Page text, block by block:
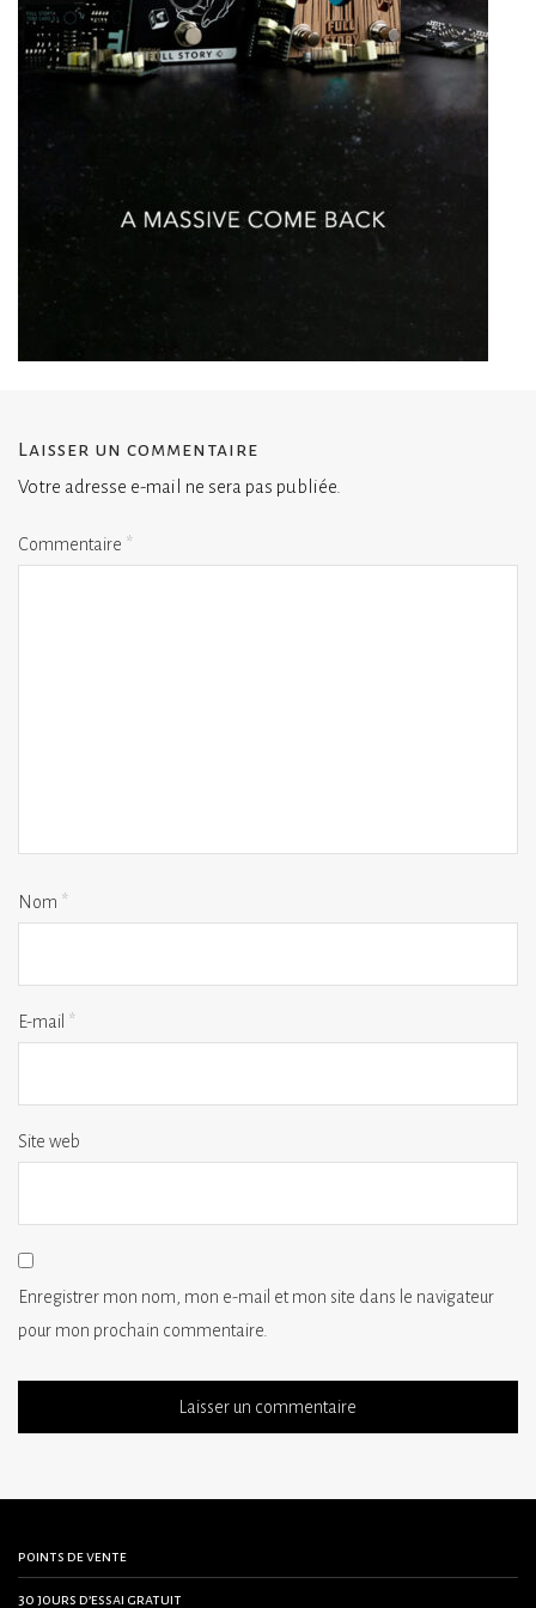
Laisser un commentaire
Votre adresse e-mail ne sera pas publiée.
Commentaire *
Nom *
E-mail *
Site web
Enregistrer mon nom, mon e-mail et mon site dans le navigateur
pour mon prochain commentaire.
points de vente
30 jours d’essai gratuit